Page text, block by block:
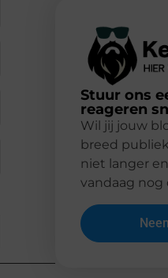
Stuur ons
reageren
Wil jij jouw
breed
niet langer
vandaag nog